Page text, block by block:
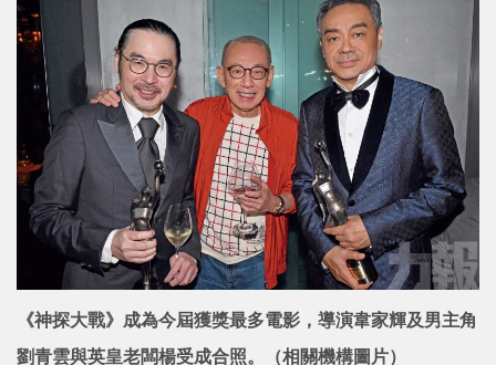
《神探大戰》成為今屆獲獎最多電影，導演韋家輝及男主角
劉青雲與英皇老闆楊受成合照。（相關機構圖片）